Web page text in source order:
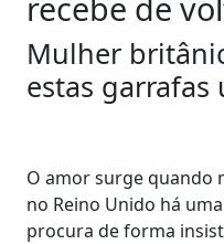
Mulher
estas garrafas
O amor surge quando
no Reino Unido há
procura de forma